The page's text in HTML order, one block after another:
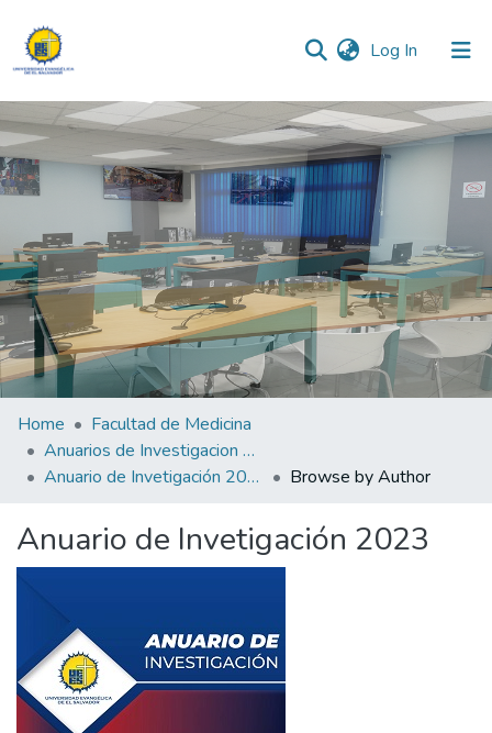
Log In (current)
Communities & Collections
All of DSpace
Home
Facultad de Medicina
Anuarios de Investigacion de la Facultad de Medicina
Anuario de Invetigación 2023
Browse by Author
Anuario de Invetigación 2023